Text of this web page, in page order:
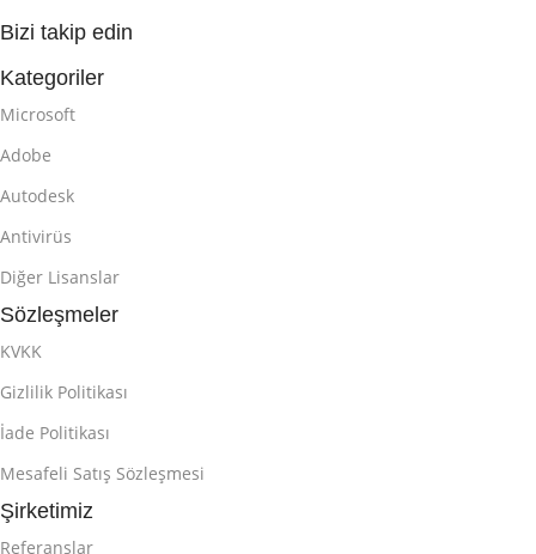
Bizi takip edin
Kategoriler
Microsoft
Adobe
Autodesk
Antivirüs
Diğer Lisanslar
Sözleşmeler
KVKK
Gizlilik Politikası
İade Politikası
Mesafeli Satış Sözleşmesi
Şirketimiz
Referanslar